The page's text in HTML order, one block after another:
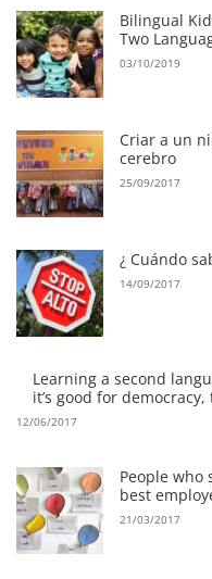
Bilingual
Two
03/10/2019
Criar a un
cerebro
25/09/2017
¿ Cuándo
14/09/2017
Learning a second
it’s good for democracy,
12/06/2017
People who
best
21/03/2017